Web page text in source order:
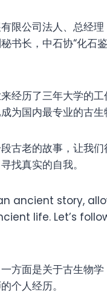
限公司法人、总经
书长，中石协“化石
经历了三年大学的
为国内最专业的古生
古老的故事，让我
找真实的自我。
ancient story,
life. Let’s
方面是关于古生物
个人经历。